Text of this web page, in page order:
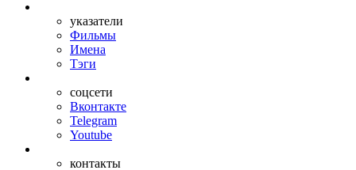
указатели
Фильмы
Имена
Тэги
соцсети
Вконтакте
Telegram
Youtube
контакты